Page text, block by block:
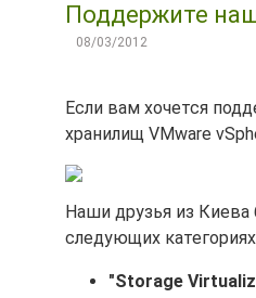
Поддержите
08/03/2012
Если вам хочется
хранилищ VMware
Наши друзья из Киева
следующих
"Storage